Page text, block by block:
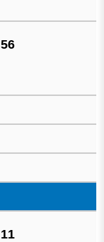
56
11